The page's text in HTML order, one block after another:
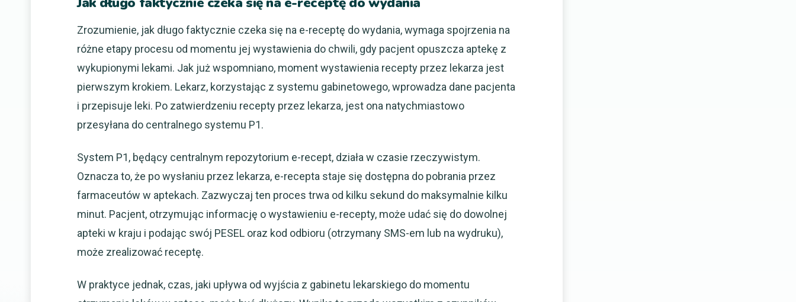
Zrozumienie, jak długo faktycznie czeka się na e-receptę do wydania, wymaga spojrzenia na
różne etapy procesu od momentu jej wystawienia do chwili, gdy pacjent opuszcza aptekę z
wykupionymi lekami. Jak już wspomniano, moment wystawienia recepty przez lekarza jest
pierwszym krokiem. Lekarz, korzystając z systemu gabinetowego, wprowadza dane pacjenta
i przepisuje leki. Po zatwierdzeniu recepty przez lekarza, jest ona natychmiastowo
przesyłana do centralnego systemu P1.
System P1, będący centralnym repozytorium e-recept, działa w czasie rzeczywistym.
Oznacza to, że po wysłaniu przez lekarza, e-recepta staje się dostępna do pobrania przez
farmaceutów w aptekach. Zazwyczaj ten proces trwa od kilku sekund do maksymalnie kilku
minut. Pacjent, otrzymując informację o wystawieniu e-recepty, może udać się do dowolnej
apteki w kraju i podając swój PESEL oraz kod odbioru (otrzymany SMS-em lub na wydruku),
może zrealizować receptę.
W praktyce jednak, czas, jaki upływa od wyjścia z gabinetu lekarskiego do momentu